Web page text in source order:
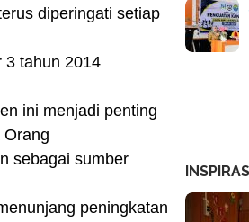
diperingati setiap
3 tahun 2014
ini menjadi penting
sebagai sumber
peningkatan